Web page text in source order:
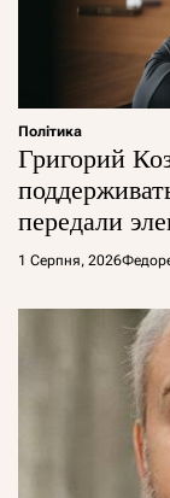
Політика
Григорий
передали
1 Серпня, 2026